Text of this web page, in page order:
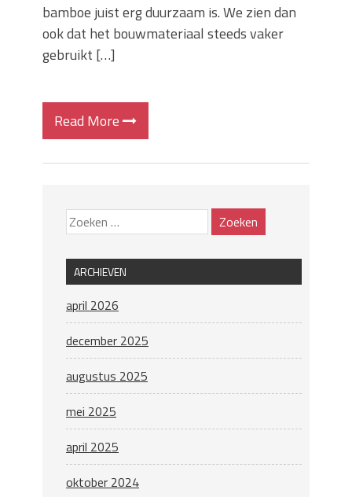
bamboe juist erg duurzaam is. We zien dan
ook dat het bouwmateriaal steeds vaker
gebruikt […]
Read More
ARCHIEVEN
april 2026
december 2025
augustus 2025
mei 2025
april 2025
oktober 2024